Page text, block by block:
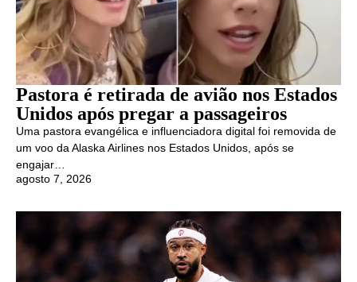
Pastora é retirada de avião nos Estados
Unidos após pregar a passageiros
Uma pastora evangélica e influenciadora digital foi removida de
um voo da Alaska Airlines nos Estados Unidos, após se
engajar…
agosto 7, 2026